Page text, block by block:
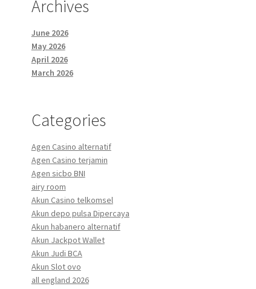
Archives
June 2026
May 2026
April 2026
March 2026
Categories
Agen Casino alternatif
Agen Casino terjamin
Agen sicbo BNI
airy room
Akun Casino telkomsel
Akun depo pulsa Dipercaya
Akun habanero alternatif
Akun Jackpot Wallet
Akun Judi BCA
Akun Slot ovo
all england 2026